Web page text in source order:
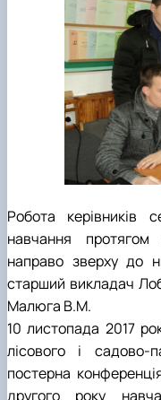
Робота керівників
навчання
направо зверху до
старший викладач
Малюга В.М.
10 листопада 2017
лісового і садово-
постерна
другого року